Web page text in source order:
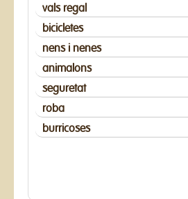
vals regal
bicicletes
nens i nenes
animalons
seguretat
roba
burricoses